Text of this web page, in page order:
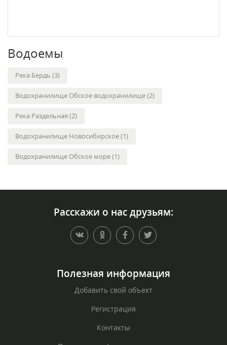
Водоемы
Река Бердь (3)
Водохранилище Обское водохранилище (2)
Река Раздельная (2)
Водохранилище Новосибирское (1)
Водохранилище Обское море (1)
Расскажи о нас друзьям:
Полезная информация
Добавить свой объект
Регистрация
Контакты